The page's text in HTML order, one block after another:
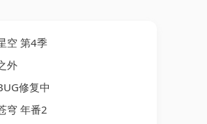
空 第4季
外
修复中
穹 年番2